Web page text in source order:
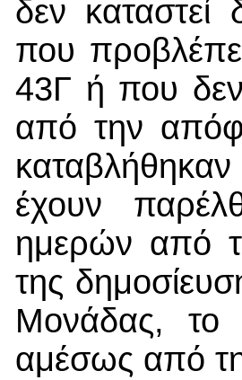
δεν καταστεί
που
43Γ ή που δεν
από την
έχουν
ημερών από
της
Μονάδας, το
αμέσως από